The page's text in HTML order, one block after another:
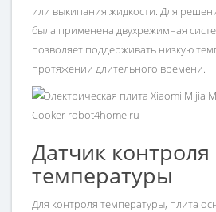
или выкипания жидкости. Для
была применена двухрежимная
позволяет поддерживать низкую
протяжении длительного времени.
Датчик контроля
температуры
Для контроля температуры, плита